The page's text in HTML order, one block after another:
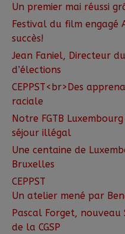
Un premier mai réussi
Festival du film engagé
succès!
Jean Faniel, Directeur
d’élections
CEPPST<br>Des
raciale
Notre FGTB
séjour illégal
Une centaine de
Bruxelles
CEPPST
Un atelier mené par
Pascal Forget,
de la CGSP